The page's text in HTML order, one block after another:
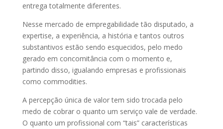
entrega totalmente diferentes.
Nesse mercado de empregabilidade tão disputado, a
expertise, a experiência, a história e tantos outros
substantivos estão sendo esquecidos, pelo medo
gerado em concomitância com o momento e,
partindo disso, igualando empresas e profissionais
como commodities.
A percepção única de valor tem sido trocada pelo
medo de cobrar o quanto um serviço vale de verdade.
O quanto um profissional com “tais” características